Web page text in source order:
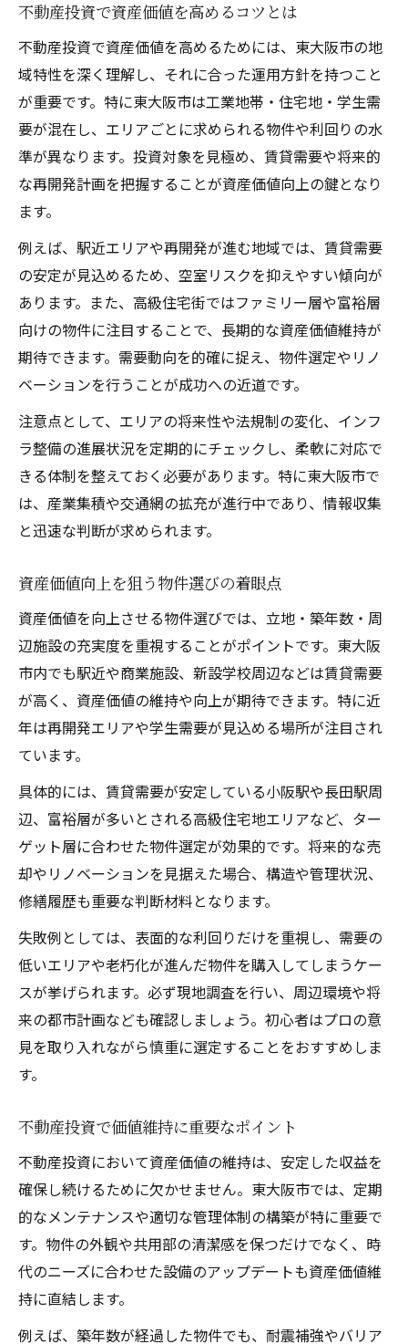
不動産投資で資産価値を高めるコツとは
不動産投資で資産価値を高めるためには、東大阪市の地
域特性を深く理解し、それに合った運用方針を持つこと
が重要です。特に東大阪市は工業地帯・住宅地・学生需
要が混在し、エリアごとに求められる物件や利回りの水
準が異なります。投資対象を見極め、賃貸需要や将来的
な再開発計画を把握することが資産価値向上の鍵となり
ます。
例えば、駅近エリアや再開発が進む地域では、賃貸需要
の安定が見込めるため、空室リスクを抑えやすい傾向が
あります。また、高級住宅街ではファミリー層や富裕層
向けの物件に注目することで、長期的な資産価値維持が
期待できます。需要動向を的確に捉え、物件選定やリノ
ベーションを行うことが成功への近道です。
注意点として、エリアの将来性や法規制の変化、インフ
ラ整備の進展状況を定期的にチェックし、柔軟に対応で
きる体制を整えておく必要があります。特に東大阪市で
は、産業集積や交通網の拡充が進行中であり、情報収集
と迅速な判断が求められます。
資産価値向上を狙う物件選びの着眼点
資産価値を向上させる物件選びでは、立地・築年数・周
辺施設の充実度を重視することがポイントです。東大阪
市内でも駅近や商業施設、新設学校周辺などは賃貸需要
が高く、資産価値の維持や向上が期待できます。特に近
年は再開発エリアや学生需要が見込める場所が注目され
ています。
具体的には、賃貸需要が安定している小阪駅や長田駅周
辺、富裕層が多いとされる高級住宅地エリアなど、ター
ゲット層に合わせた物件選定が効果的です。将来的な売
却やリノベーションを見据えた場合、構造や管理状況、
修繕履歴も重要な判断材料となります。
失敗例としては、表面的な利回りだけを重視し、需要の
低いエリアや老朽化が進んだ物件を購入してしまうケー
スが挙げられます。必ず現地調査を行い、周辺環境や将
来の都市計画なども確認しましょう。初心者はプロの意
見を取り入れながら慎重に選定することをおすすめしま
す。
不動産投資で価値維持に重要なポイント
不動産投資において資産価値の維持は、安定した収益を
確保し続けるために欠かせません。東大阪市では、定期
的なメンテナンスや適切な管理体制の構築が特に重要で
す。物件の外観や共用部の清潔感を保つだけでなく、時
代のニーズに合わせた設備のアップデートも資産価値維
持に直結します。
例えば、築年数が経過した物件でも、耐震補強やバリア